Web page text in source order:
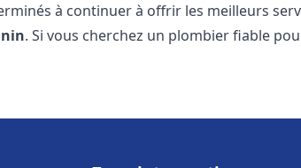
à continuer à offrir les meilleurs
. Si vous cherchez un plombier fiable